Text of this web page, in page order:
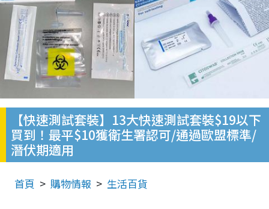
【快速測試套裝】13大快速測試套裝$19以下
買到！最平$10獲衛生署認可/通過歐盟標準/
潛伏期適用
首頁 購物情報 生活百貨